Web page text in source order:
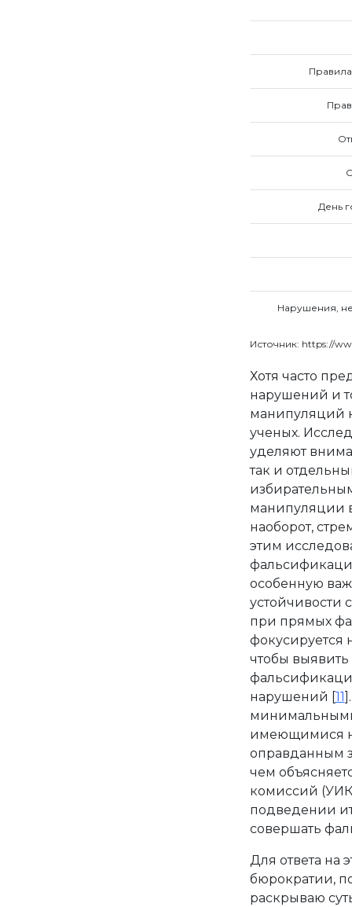
День
Нарушения,
Источник: https://
Хотя часто
нарушений и
манипуляций
ученых.
уделяют
так и
манипуляции
наоборот,
этим
особенную
устойчивости
при прямых
фокусируется
чтобы выявить
нарушений [ 11
имеющимися
оправданным
чем
комиссий
подведении
совершать
Для ответа на
бюрократии,
раскрываю